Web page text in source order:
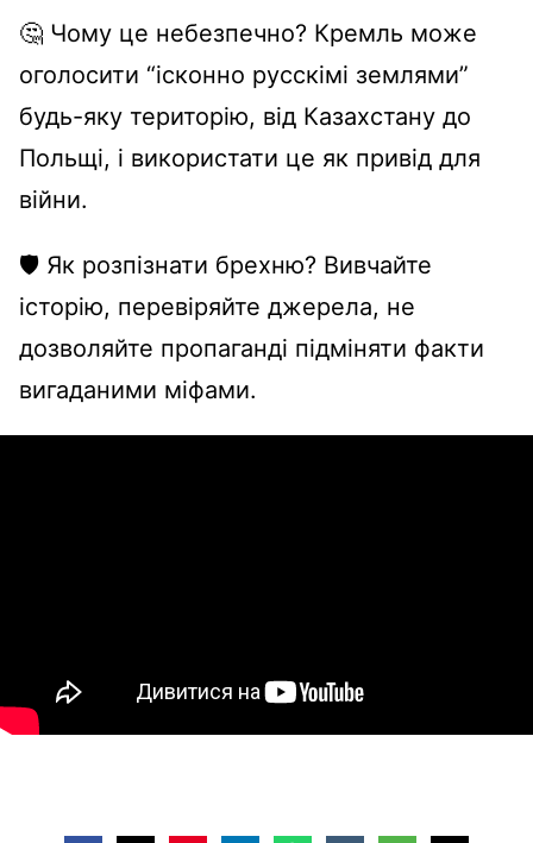
🤔 Чому це небезпечно? Кремль може
оголосити “ісконно русскімі землями”
будь-яку територію, від Казахстану до
Польщі, і використати це як привід для
війни.
🛡️ Як розпізнати брехню? Вивчайте
історію, перевіряйте джерела, не
дозволяйте пропаганді підміняти факти
вигаданими міфами.